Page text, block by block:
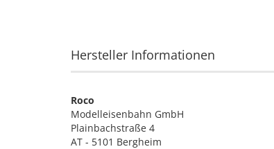
Hersteller Informationen
Roco
Modelleisenbahn GmbH
Plainbachstraße 4
AT - 5101 Bergheim